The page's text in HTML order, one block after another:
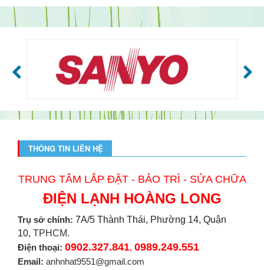
THÔNG TIN LIÊN HỆ
TRUNG TÂM LẮP ĐẶT - BẢO TRÌ - SỬA CHỮA
ĐIỆN LẠNH HOÀNG LONG
Trụ sở chính: 7A/5 Thành Thái, Phường 14, Quận
10, TPHCM.
Điện thoại: 0902.327.841, 0989.249.551
Email: anhnhat9551@gmail.com